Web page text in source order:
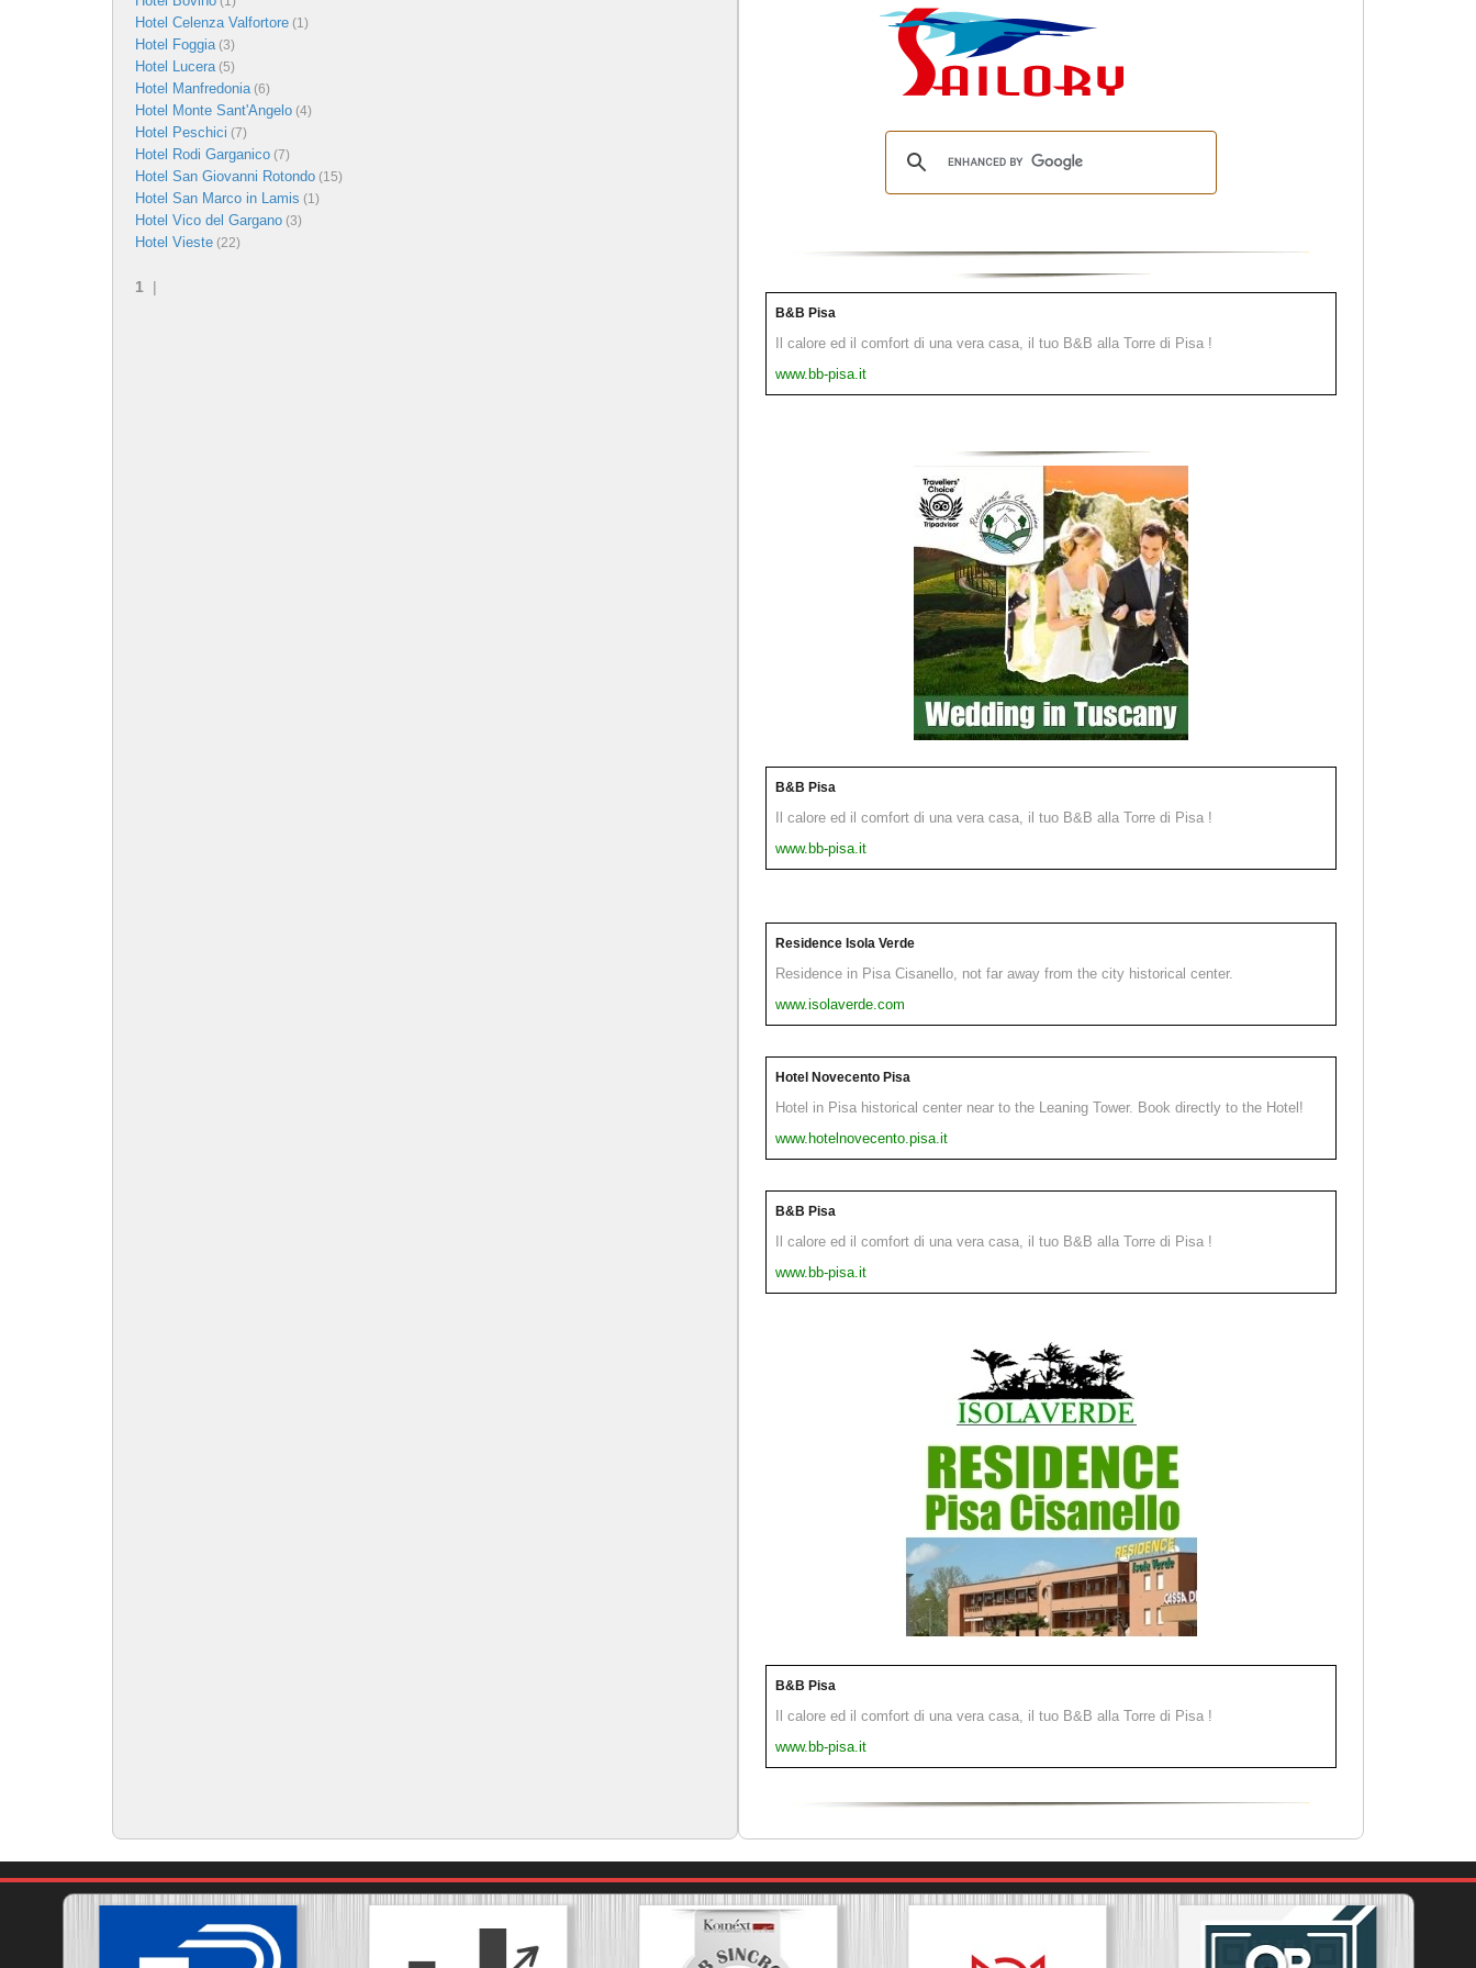
Hotel Celenza Valfortore (1)
Hotel Foggia(3)
Hotel Lucera(5)
Hotel Manfredonia(6)
Hotel Monte Sant'Angelo (4)
Hotel Peschici (7)
Hotel Rodi Garganico (7)
Hotel San Giovanni Rotondo (15)
Hotel San Marco in Lamis (1)
Hotel Vico del Gargano (3)
Hotel Vieste (22)
1 |
B&B Pisa
Il calore ed il comfort di una vera casa, il tuo B&B alla Torre di Pisa !
www.bb-pisa.it
B&B Pisa
Il calore ed il comfort di una vera casa, il tuo B&B alla Torre di Pisa !
www.bb-pisa.it
Residence Isola Verde
Residence in Pisa Cisanello, not far away from the city historical center.
www.isolaverde.com
Hotel Novecento Pisa
Hotel in Pisa historical center near to the Leaning Tower. Book directly to the Hotel!
www.hotelnovecento.pisa.it
B&B Pisa
Il calore ed il comfort di una vera casa, il tuo B&B alla Torre di Pisa !
www.bb-pisa.it
B&B Pisa
Il calore ed il comfort di una vera casa, il tuo B&B alla Torre di Pisa !
www.bb-pisa.it